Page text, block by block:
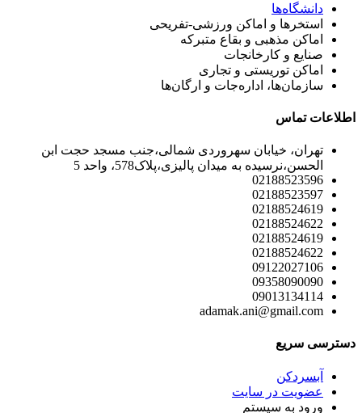
دانشگاه‌ها
استخرها و اماکن ورزشی-تفریحی
اماکن مذهبی و بقاع متبرکه
صنایع و کارخانجات
اماکن توریستی و تجاری
سازمان‌ها، اداره‌جات و ارگان‌ها
اطلاعات تماس
تهران، خیابان سهروردی شمالی،جنب مسجد حجت ابن
الحسن،نرسیده به میدان پالیزی،پلاک578، واحد 5
02188523596
02188523597
02188524619
02188524622
02188524619
02188524622
09122027106
09358090090
09013134114
adamak.ani@gmail.com
دسترسی سریع
آبسردکن
عضویت در سایت
ورود به سیستم